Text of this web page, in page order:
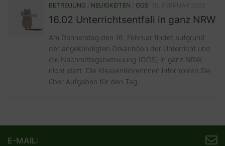
BETREUUNG NEUIGKEITEN OGS
16.02 Unterrichtsentfall in ganz NRW
Am Donnerstag den 16. Februar findet aufgrund
der angekündigten Orkanböen der Unterricht und
die Nachmittagsbetreuung (OGS) in ganz NRW
nicht statt. Die Klassenlehrerinnen informieren Sie
über Aufgaben für den Tag.
E-MAIL: